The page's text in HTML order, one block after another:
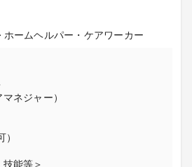
ホームヘルパー・ケアワーカー
ネジャー）
能等＞